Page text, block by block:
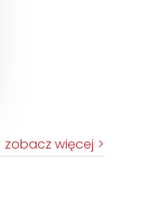
zobacz więcej